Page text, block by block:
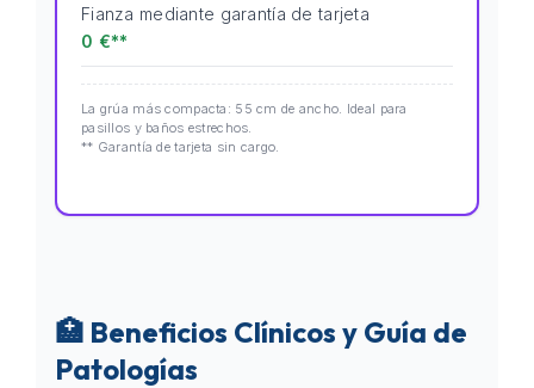
Fianza mediante garantía de tarjeta
0 €**
La grúa más compacta: 55 cm de ancho. Ideal para
pasillos y baños estrechos.
** Garantía de tarjeta sin cargo.
🏥 Beneficios Clínicos y Guía de
Patologías